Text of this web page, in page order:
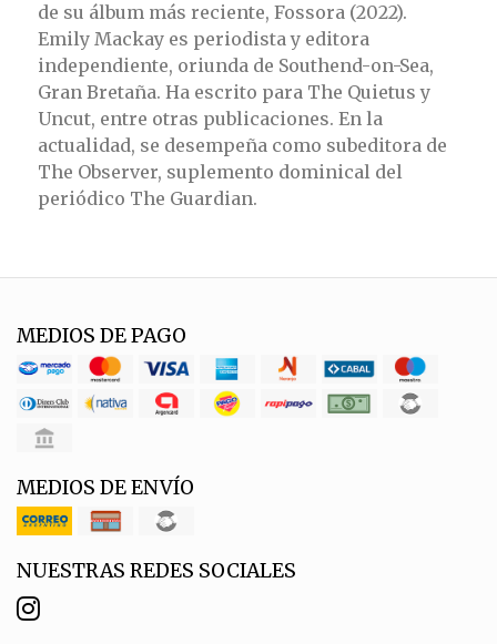
de su álbum más reciente, Fossora (2022).
Emily Mackay es periodista y editora
independiente, oriunda de Southend-on-Sea,
Gran Bretaña. Ha escrito para The Quietus y
Uncut, entre otras publicaciones. En la
actualidad, se desempeña como subeditora de
The Observer, suplemento dominical del
periódico The Guardian.
MEDIOS DE PAGO
MEDIOS DE ENVÍO
NUESTRAS REDES SOCIALES